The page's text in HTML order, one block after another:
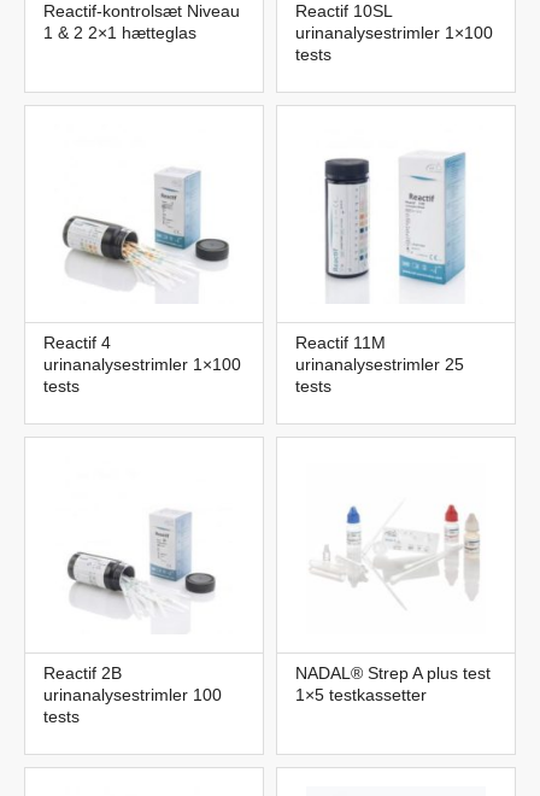
Reactif-kontrolsæt Niveau
1 & 2 2×1 hætteglas
Reactif 10SL
urinanalysestrimler 1×100
tests
Reactif 4
urinanalysestrimler 1×100
tests
Reactif 11M
urinanalysestrimler 25
tests
Reactif 2B
urinanalysestrimler 100
tests
NADAL® Strep A plus test
1×5 testkassetter